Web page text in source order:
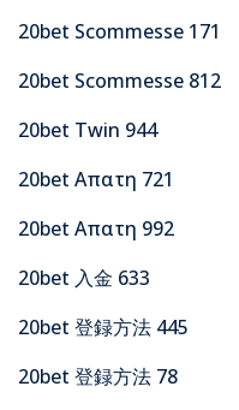
20bet Scommesse 171
20bet Scommesse 812
20bet Twin 944
20bet Απατη 721
20bet Απατη 992
20bet 入金 633
20bet 登録方法 445
20bet 登録方法 78